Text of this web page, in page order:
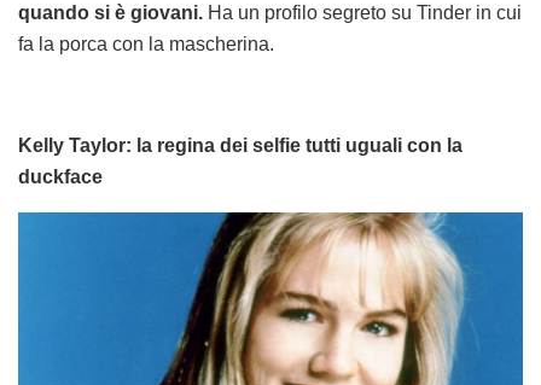
quando si è giovani. Ha un profilo segreto su Tinder in cui
fa la porca con la mascherina.
Kelly Taylor: la regina dei selfie tutti uguali con la
duckface